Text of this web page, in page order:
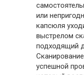
или
капсюля
выстрелом
подходящий
успешной